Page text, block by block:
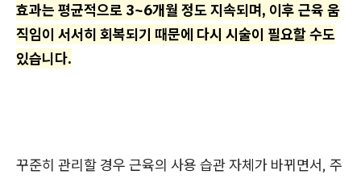
효과는 평균적으로 3~6개월 정도 지속되며, 이후 근육 움
직임이 서서히 회복되기 때문에 다시 시술이 필요할 수도
있습니다.
꾸준히 관리할 경우 근육의 사용 습관 자체가 바뀌면서, 주